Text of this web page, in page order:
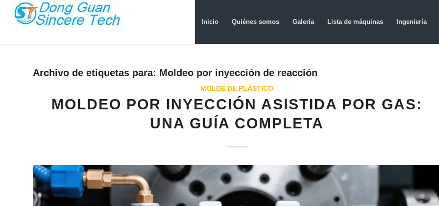
Inicio Quiénes somos Galería Lista de máquinas Ingeniería
Archivo de etiquetas para: Moldeo por inyección de reacción
MOLDE DE PLÁSTICO
MOLDEO POR INYECCIÓN ASISTIDA POR GAS:
UNA GUÍA COMPLETA